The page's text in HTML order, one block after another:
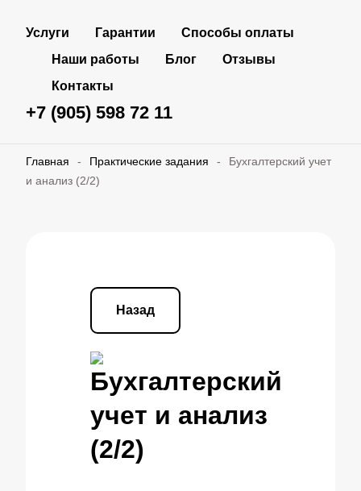
Услуги Гарантии
Способы оплаты
Наши работы
Блог
Отзывы
Контакты
+7 (905) 598 72 11
Главная - Практические задания -
Бухгалтерский учет
и анализ (2/2)
Назад
Бухгалтерский
учет и анализ
(2/2)